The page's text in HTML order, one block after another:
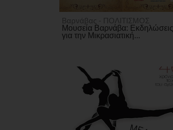
Βαρνάβας - ΠΟΛΙΤΙΣΜΟΣ
Μουσεία Βαρνάβα: Εκδηλώσεις
για την Μικρασιατική...